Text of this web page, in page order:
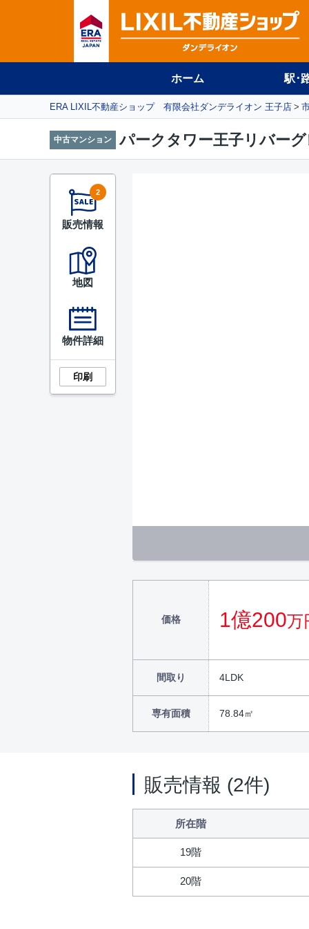
ホーム 駅･
ERA LIXIL不動産ショップ 有限会社ダンデライオン 王子店
中古マンション パークタワー王子リバー
価格 1億200万
間取り 4LDK
専有面積 78.84㎡
販売情報
2
地図
物件詳細
印刷
販売情報 (2件)
所在階
19階
20階